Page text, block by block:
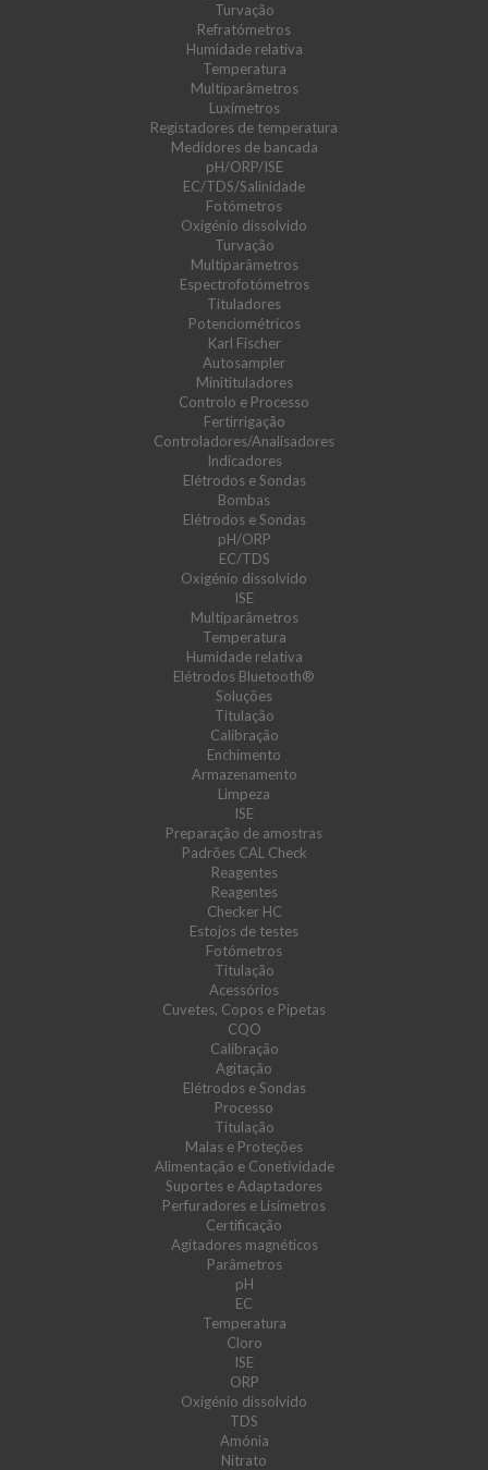
Turvação
Refratómetros
Humidade relativa
Temperatura
Multiparâmetros
Luxímetros
Registadores de temperatura
Medidores de bancada
pH/ORP/ISE
EC/TDS/Salinidade
Fotómetros
Oxigénio dissolvido
Turvação
Multiparâmetros
Espectrofotómetros
Tituladores
Potenciométricos
Karl Fischer
Autosampler
Minitituladores
Controlo e Processo
Fertirrigação
Controladores/Analisadores
Indicadores
Elétrodos e Sondas
Bombas
Elétrodos e Sondas
pH/ORP
EC/TDS
Oxigénio dissolvido
ISE
Multiparâmetros
Temperatura
Humidade relativa
Elétrodos Bluetooth®
Soluções
Titulação
Calibração
Enchimento
Armazenamento
Limpeza
ISE
Preparação de amostras
Padrões CAL Check
Reagentes
Reagentes
Checker HC
Estojos de testes
Fotómetros
Titulação
Acessórios
Cuvetes, Copos e Pipetas
CQO
Calibração
Agitação
Elétrodos e Sondas
Processo
Titulação
Malas e Proteções
Alimentação e Conetividade
Suportes e Adaptadores
Perfuradores e Lisímetros
Certificação
Agitadores magnéticos
Parâmetros
pH
EC
Temperatura
Cloro
ISE
ORP
Oxigénio dissolvido
TDS
Amónia
Nitrato